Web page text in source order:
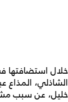
خلال استضافتها
خليل، عن سبب